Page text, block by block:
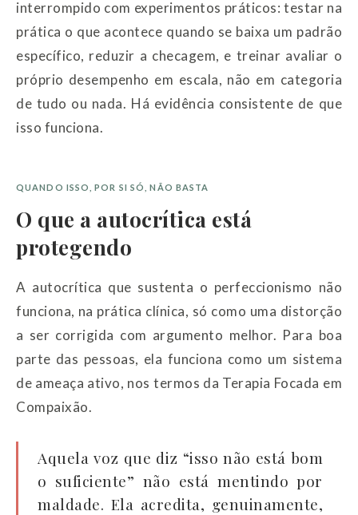
interrompido com experimentos práticos: testar na
prática o que acontece quando se baixa um padrão
específico, reduzir a checagem, e treinar avaliar o
próprio desempenho em escala, não em categoria
de tudo ou nada. Há evidência consistente de que
isso funciona.
QUANDO ISSO, POR SI SÓ, NÃO BASTA
O que a autocrítica está
protegendo
A autocrítica que sustenta o perfeccionismo não
funciona, na prática clínica, só como uma distorção
a ser corrigida com argumento melhor. Para boa
parte das pessoas, ela funciona como um sistema
de ameaça ativo, nos termos da Terapia Focada em
Compaixão.
Aquela voz que diz “isso não está bom
o suficiente” não está mentindo por
maldade. Ela acredita, genuinamente,